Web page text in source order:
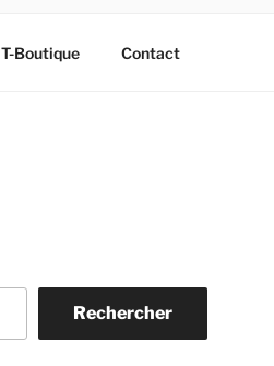
T-Boutique Contact
Rechercher